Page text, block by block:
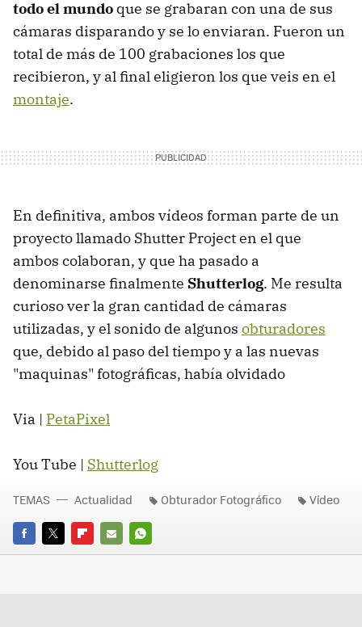
todo el mundo que se grabaran con una de sus
cámaras disparando y se lo enviaran. Fueron un
total de más de 100 grabaciones los que
recibieron, y al final eligieron los que veis en el
montaje.
En definitiva, ambos vídeos forman parte de un
proyecto llamado Shutter Project en el que
ambos colaboran, y que ha pasado a
denominarse finalmente Shutterlog. Me resulta
curioso ver la gran cantidad de cámaras
utilizadas, y el sonido de algunos obturadores
que, debido al paso del tiempo y a las nuevas
"maquinas" fotográficas, había olvidado
Via | PetaPixel
You Tube | Shutterlog
FACEBOOK
TWITTERFLIPBOARD
E-
WHATSAPP
TEMAS Actualidad Obturador Fotográfico Vídeo